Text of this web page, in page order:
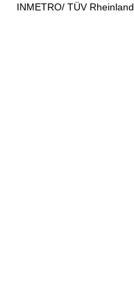
INMETRO/ TÜV Rheinland